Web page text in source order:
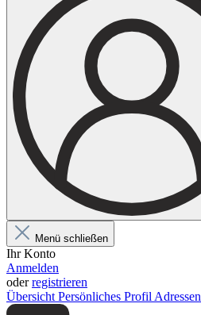
Menü schließen
Ihr Konto
Anmelden
oderregistrieren
Übersicht Persönliches Profil Adressen